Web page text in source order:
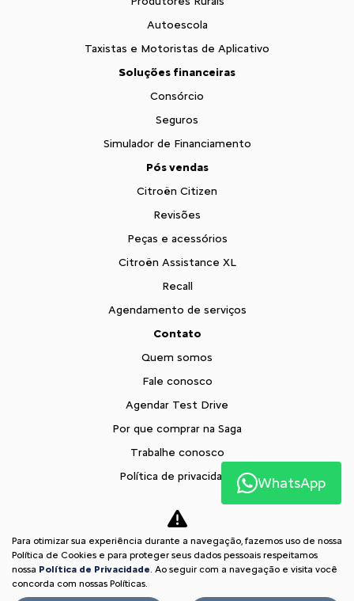
Autoescola
Taxistas e Motoristas de Aplicativo
Soluções financeiras
Consórcio
Seguros
Simulador de Financiamento
Pós vendas
Citroën Citizen
Revisões
Peças e acessórios
Citroën Assistance XL
Recall
Agendamento de serviços
Contato
Quem somos
Fale conosco
Agendar Test Drive
Por que comprar na Saga
Trabalhe conosco
Política de privacidade
Blog
Comparativo
Desacelere. Seu bem maior é a vida.
WhatsApp
Para otimizar sua experiência durante a navegação, fazemos uso de nossa
Política de Cookies e para proteger seus dados pessoais respeitamos
nossa Política de Privacidade. Ao seguir com a navegação e visita você
concorda com nossas Políticas.